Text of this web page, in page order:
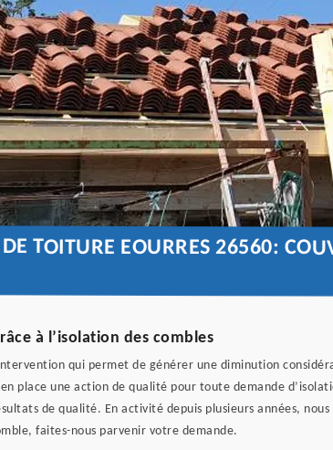
TOITURE EOURRES 26560:
à l’isolation des combles
qui permet de générer une diminution
place une action de qualité pour toute demande
de qualité. En activité depuis plusieurs années,
faites-nous parvenir votre demande.